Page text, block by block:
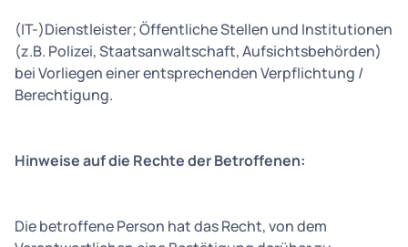
(IT-)Dienstleister; Öffentliche Stellen und Institutionen
(z.B. Polizei, Staatsanwaltschaft, Aufsichtsbehörden)
bei Vorliegen einer entsprechenden Verpflichtung /
Berechtigung.
Hinweise auf die Rechte der Betroffenen:
Die betroffene Person hat das Recht, von dem